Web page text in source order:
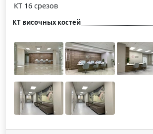
КТ 16 срезов
КТ височных костей